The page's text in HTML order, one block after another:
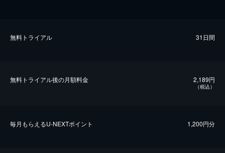
無料トライアル 31日間
無料トライアル後の⽉額料金 2,189円
（税込）
毎⽉もらえるU-NEXTポイント 1,200円分